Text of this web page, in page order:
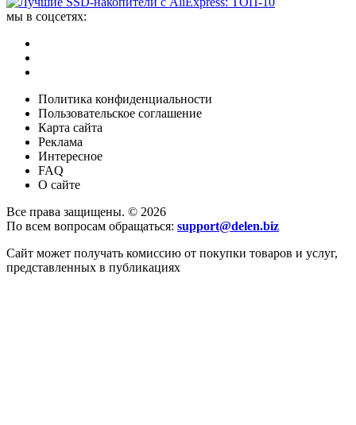
мы в соцсетях:
Политика конфиденциальности
Пользовательское соглашение
Карта сайта
Реклама
Интересное
FAQ
О сайте
Все права защищены. © 2026
По всем вопросам обращаться: support@delen.biz
Сайт может получать комиссию от покупки товаров и услуг,
представленных в публикациях